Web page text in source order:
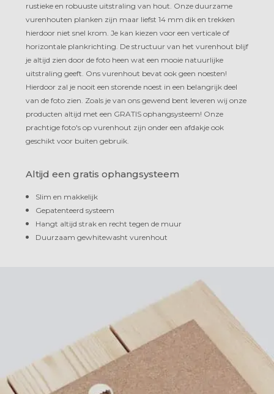
rustieke en robuuste uitstraling van hout. Onze duurzame
vurenhouten planken zijn maar liefst 14 mm dik en trekken
hierdoor niet snel krom. Je kan kiezen voor een verticale of
horizontale plankrichting. De structuur van het vurenhout blijf
je altijd zien door de foto heen wat een mooie natuurlijke
uitstraling geeft. Ons vurenhout bevat ook geen noesten!
Hierdoor zal je nooit een storende noest in een belangrijk deel
van de foto zien. Zoals je van ons gewend bent leveren wij onze
producten altijd met een GRATIS ophangsysteem! Onze
prachtige foto's op vurenhout zijn onder een afdakje ook
geschikt voor buiten gebruik.
Altijd een gratis ophangsysteem
Slim en makkelijk
Gepatenteerd systeem
Hangt altijd strak en recht tegen de muur
Duurzaam gewhitewasht vurenhout